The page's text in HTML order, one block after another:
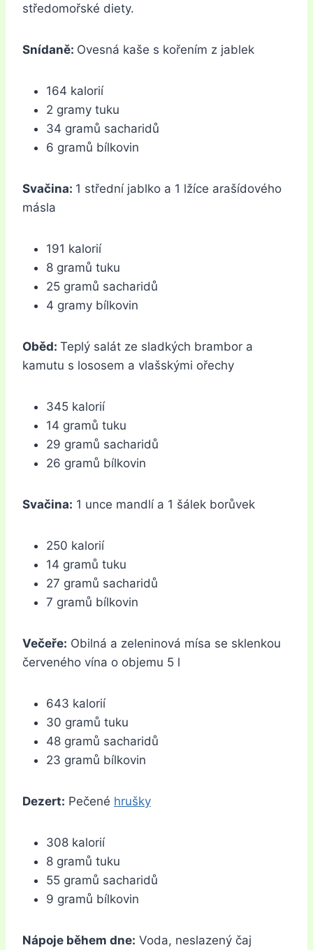
středomořské diety.
Snídaně: Ovesná kaše s kořením z jablek
164 kalorií
2 gramy tuku
34 gramů sacharidů
6 gramů bílkovin
Svačina: 1 střední jablko a 1 lžíce arašídového
másla
191 kalorií
8 gramů tuku
25 gramů sacharidů
4 gramy bílkovin
Oběd: Teplý salát ze sladkých brambor a
kamutu s lososem a vlašskými ořechy
345 kalorií
14 gramů tuku
29 gramů sacharidů
26 gramů bílkovin
Svačina: 1 unce mandlí a 1 šálek borůvek
250 kalorií
14 gramů tuku
27 gramů sacharidů
7 gramů bílkovin
Večeře: Obilná a zeleninová mísa se sklenkou
červeného vína o objemu 5 l
643 kalorií
30 gramů tuku
48 gramů sacharidů
23 gramů bílkovin
Dezert: Pečené hrušky
308 kalorií
8 gramů tuku
55 gramů sacharidů
9 gramů bílkovin
Nápoje během dne: Voda, neslazený čaj